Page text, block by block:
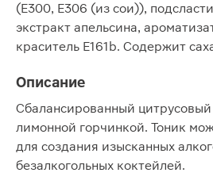
(Е300, Е306 (из сои)),
экстракт апельсина,
краситель Е161b. Содержит
Описание
Сбалансированный цитрусовый
лимонной горчинкой. Тоник
для создания изысканных
безалкогольных коктейлей.